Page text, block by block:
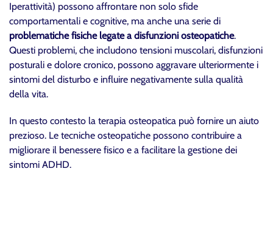
Iperattività) possono affrontare non solo sfide
comportamentali e cognitive, ma anche una serie di
problematiche fisiche legate a disfunzioni osteopatiche.
Questi problemi, che includono tensioni muscolari, disfunzioni
posturali e dolore cronico, possono aggravare ulteriormente i
sintomi del disturbo e influire negativamente sulla qualità
della vita.
In questo contesto la terapia osteopatica può fornire un aiuto
prezioso. Le tecniche osteopatiche possono contribuire a
migliorare il benessere fisico e a facilitare la gestione dei
sintomi ADHD.